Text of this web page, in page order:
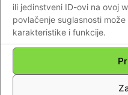
ili jedinstveni ID-ovi na ovoj
povlačenje suglasnosti
karakteristike i funkcije.
© Newspaper